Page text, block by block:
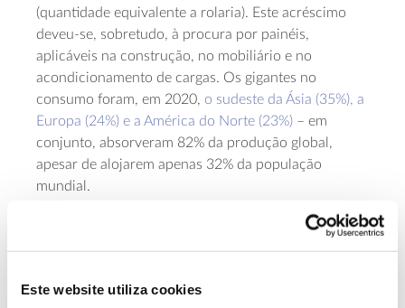
Este website utiliza cookies
(quantidade equivalente a rolaria). Este acréscimo
deveu-se, sobretudo, à procura por painéis,
aplicáveis na construção, no mobiliário e no
acondicionamento de cargas. Os gigantes no
consumo foram, em 2020, o sudeste da Ásia (35%), a
Europa (24%) e a América do Norte (23%) – em
conjunto, absorveram 82% da produção global,
apesar de alojarem apenas 32% da população
mundial.
No cenário traçado para estes produtos primários, o
metros cúbicos de madeira: mais 37% face a 2020